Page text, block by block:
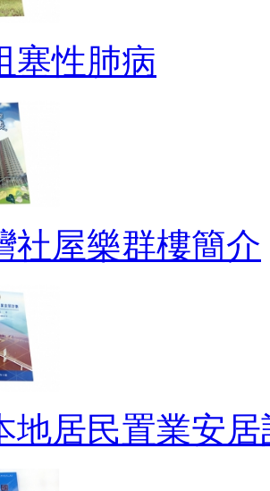
塞性肺病
社屋樂群樓簡介
地居民置業安居